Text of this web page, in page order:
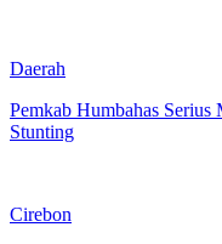
Daerah
Pemkab Humbahas Serius
Stunting
Cirebon